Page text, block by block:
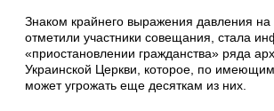
Знаком крайнего выражения давления
отметили участники совещания, стала
«приостановлении гражданства» ряда
Украинской Церкви, которое, по
может угрожать еще десяткам из них.